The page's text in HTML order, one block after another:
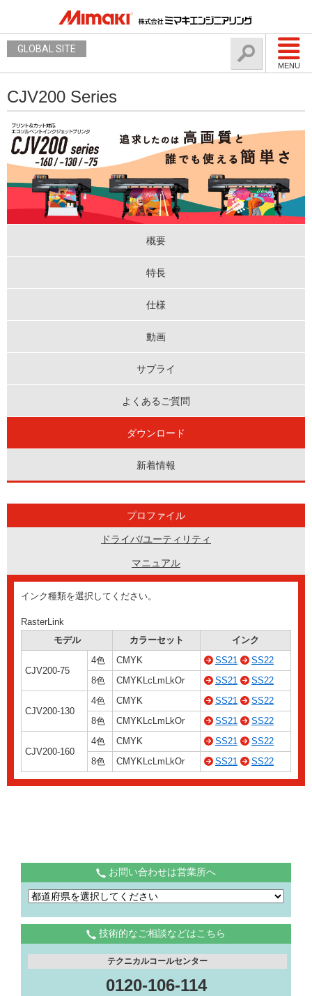
MENU
GLOBAL SITE
CJV200 Series
概要
特長
仕様
動画
サプライ
よくあるご質問
ダウンロード
新着情報
プロファイル
ドライバ/ユーティリティ
マニュアル
インク種類を選択してください。
RasterLink
モデル
カラーセット インク
CJV200-75
4色 CMYK SS21
SS22
8色
CMYKLcLmLkOr SS21 SS22
CJV200-130
4色 CMYK SS21
SS22
8色
CMYKLcLmLkOr SS21 SS22
CJV200-160
4色 CMYK SS21
SS22
8色
CMYKLcLmLkOr SS21 SS22
お問い合わせは営業所へ
技術的なご相談などはこちら
テクニカルコールセンター
0120-106-114